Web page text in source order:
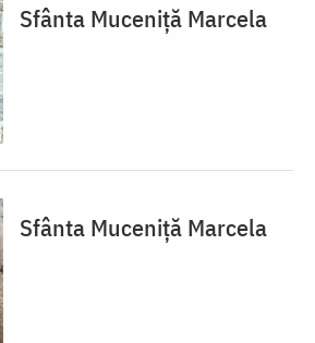
Sfânta Muceniță Marcela
Sfânta Muceniță Marcela